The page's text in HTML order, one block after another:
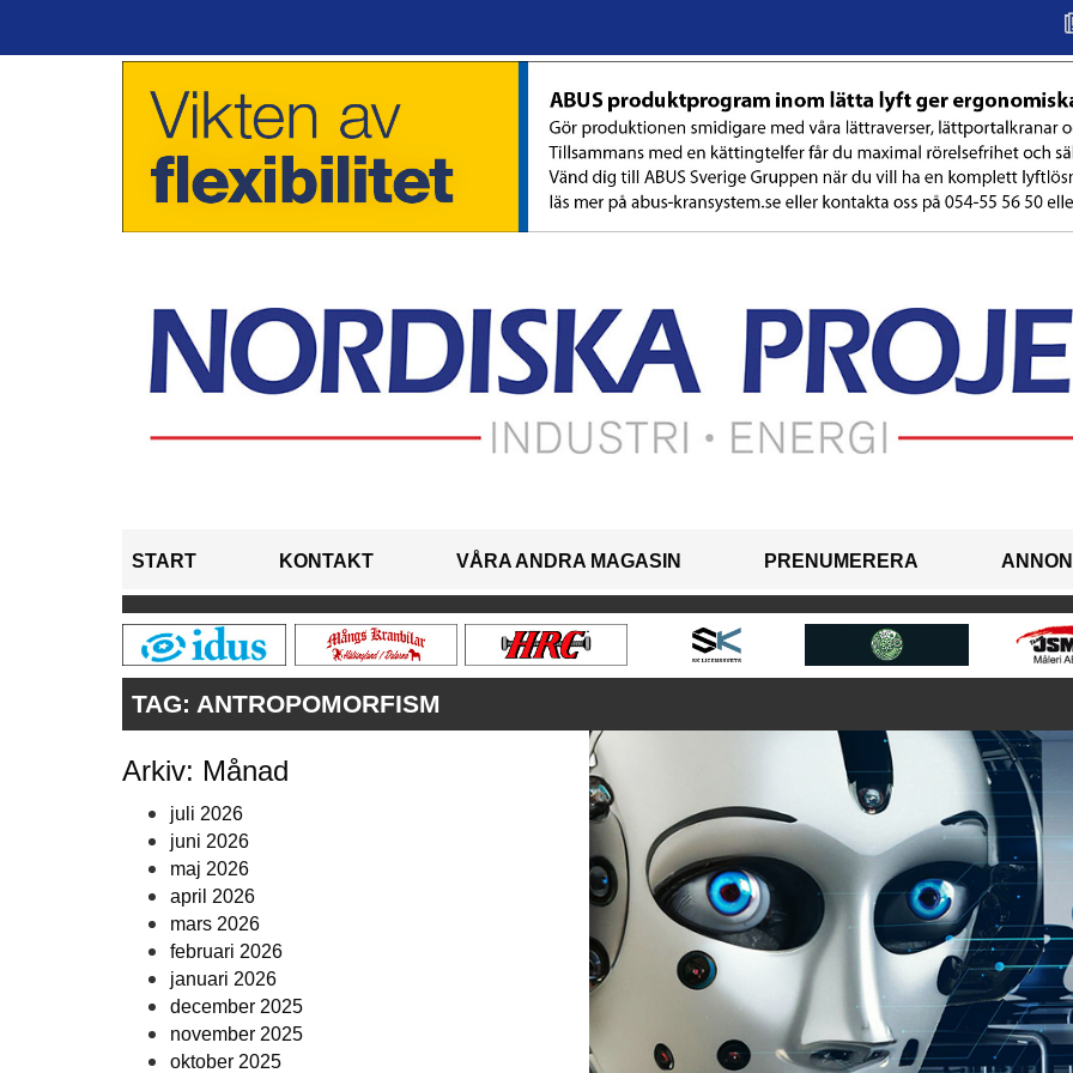
START KONTAKT VÅRA ANDRA MAGASIN PRENUMERERA
TAG: ANTROPOMORFISM
Arkiv: Månad
juli 2026
juni 2026
maj 2026
april 2026
mars 2026
februari 2026
januari 2026
december 2025
november 2025
oktober 2025